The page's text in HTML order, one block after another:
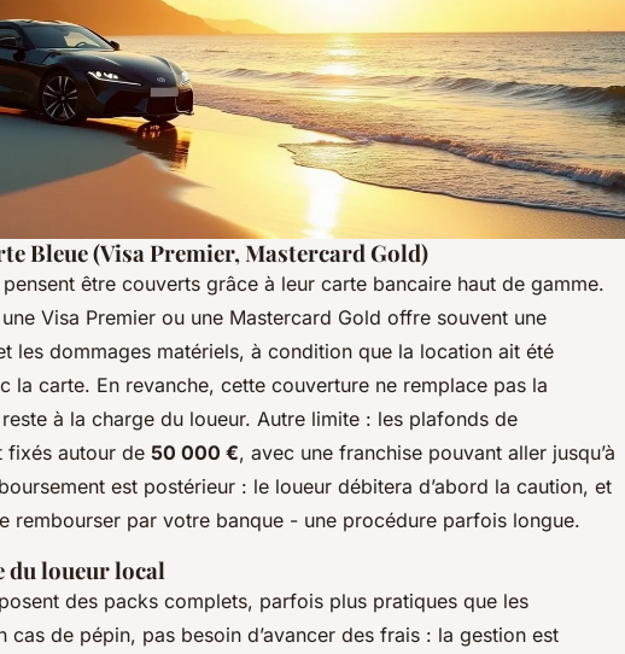
Bleue (Visa Premier, Mastercard Gold)
être couverts grâce à leur carte bancaire haut de gamme.
Visa Premier ou une Mastercard Gold offre souvent une
les dommages matériels, à condition que la location ait été
la carte. En revanche, cette couverture ne remplace pas la
à la charge du loueur. Autre limite : les plafonds de
fixés autour de 50 000 €, avec une franchise pouvant aller jusqu’à
est postérieur : le loueur débitera d’abord la caution, et
rembourser par votre banque - une procédure parfois longue.
du loueur local
des packs complets, parfois plus pratiques que les
cas de pépin, pas besoin d’avancer des frais : la gestion est